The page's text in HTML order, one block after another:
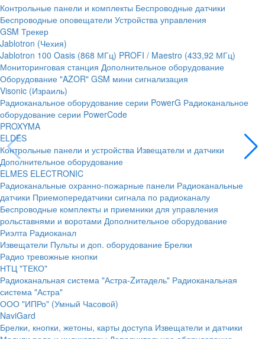
Контрольные панели и комплекты Беспроводные датчики
Беспроводные оповещатели Устройства управления
GSM Трекер
Jablotron (Чехия)
Jablotron 100 Oasis (868 МГц) PROFI / Maestro (433,92 МГц)
Мониторинговая станция Дополнительное оборудование
Оборудование "AZOR" GSM мини сигнализация
Visonic (Израиль)
Радиоканальное оборудование серии PowerG Радиоканальное
оборудование серии PowerCode
PROXYMA
ELDES
Контрольные панели и устройства Извещатели и датчики
Дополнительное оборудование
ELMES ELECTRONIC
Радиоканальные охранно-пожарные панели Радиоканальные
датчики Приемопередатчики сигнала по радиоканалу
Беспроводные комплекты и приемники для управления
рольставнями и воротами Дополнительное оборудование
Риэлта Радиоканал
Извещатели Пульты и доп. оборудование Брелки
Радио тревожные кнопки
НТЦ "ТЕКО"
Радиоканальная система "Астра-Zитадель" Радиоканальная
система "Астра"
ООО "ИПРо" (Умный Часовой)
NaviGard
Брелки, кнопки, жетоны, карты доступа Извещатели и датчики